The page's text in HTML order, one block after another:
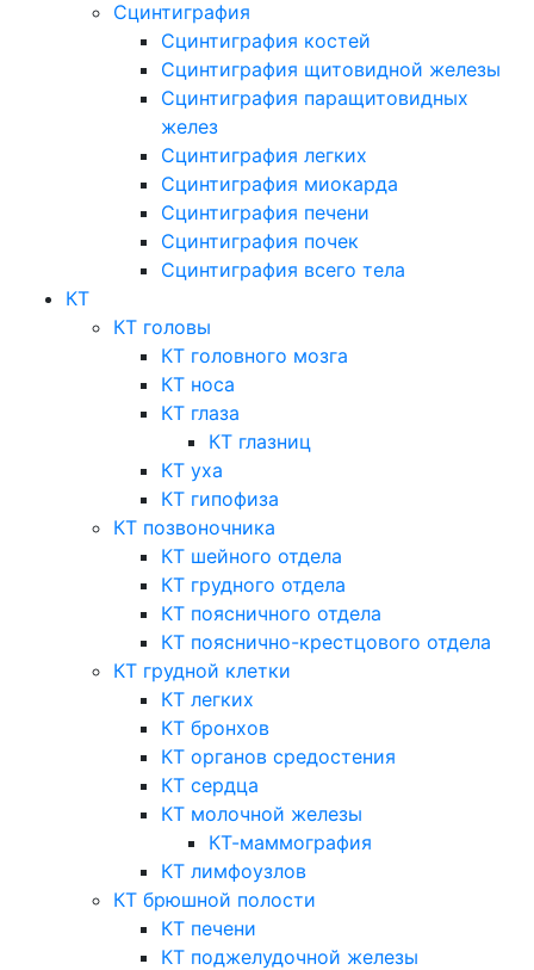
Сцинтиграфия
Сцинтиграфия костей
Сцинтиграфия щитовидной железы
Сцинтиграфия паращитовидных
желез
Сцинтиграфия легких
Сцинтиграфия миокарда
Сцинтиграфия печени
Сцинтиграфия почек
Сцинтиграфия всего тела
КТ
КТ головы
КТ головного мозга
КТ носа
КТ глаза
КТ глазниц
КТ уха
КТ гипофиза
КТ позвоночника
КТ шейного отдела
КТ грудного отдела
КТ поясничного отдела
КТ пояснично-крестцового отдела
КТ грудной клетки
КТ легких
КТ бронхов
КТ органов средостения
КТ сердца
КТ молочной железы
КТ-маммография
КТ лимфоузлов
КТ брюшной полости
КТ печени
КТ поджелудочной железы